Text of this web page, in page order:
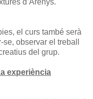
el curs també serà
observar el treball
del grup.
experiència